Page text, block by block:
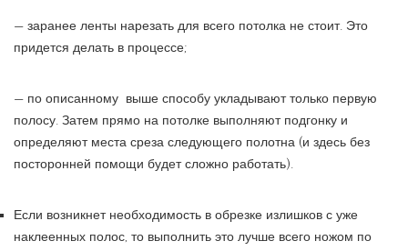
— заранее ленты нарезать для всего потолка не стоит. Это
придется делать в процессе;
— по описанному выше способу укладывают только первую
полосу. Затем прямо на потолке выполняют подгонку и
определяют места среза следующего полотна (и здесь без
посторонней помощи будет сложно работать).
Если возникнет необходимость в обрезке излишков с уже
наклеенных полос, то выполнить это лучше всего ножом по